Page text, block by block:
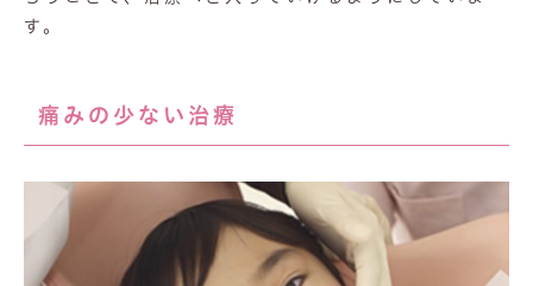
す。
痛みの少ない治療